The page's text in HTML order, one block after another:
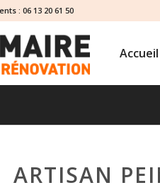
: 06 13 20 61 50
Accueil
ARTISAN